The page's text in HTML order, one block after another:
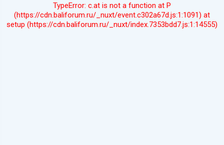
TypeError: c.at is not a function at P
(https://cdn.baliforum.ru/_nuxt/event.c302a67d.js:1:1091) at
setup (https://cdn.baliforum.ru/_nuxt/index.7353bdd7.js:1:14555)